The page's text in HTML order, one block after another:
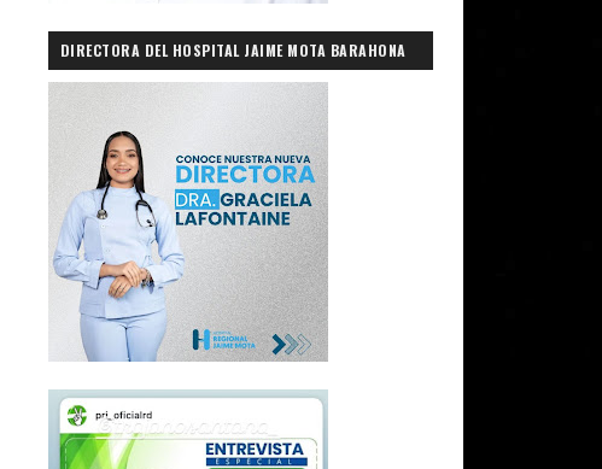
DIRECTORA DEL HOSPITAL JAIME MOTA BARAHONA